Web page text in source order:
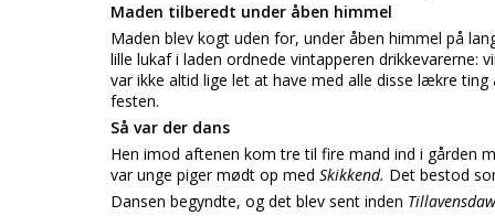
Maden tilberedt under åben himmel
Maden blev kogt uden for, under åben himmel på
lille lukaf i laden ordnede vintapperen
var ikke altid lige let at have med alle disse lækre
festen.
Så var der dans
Hen imod aftenen kom tre til fire mand ind i gården
var unge piger mødt op med Skikkend. Det bestod
Dansen begyndte, og det blev sent inden